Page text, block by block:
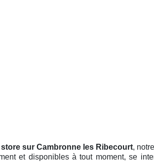
store sur Cambronne les Ribecourt,
et disponibles à tout moment, se